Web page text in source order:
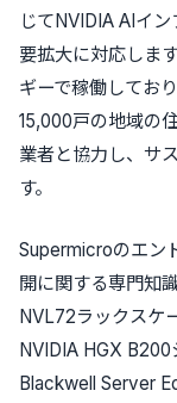
じてNVIDIA AIイ
要拡大に対応しま
ギーで稼働してお
15,000戸の地域の
業者と協力し、サ
す。
Supermicroのエン
開に関する専門知
NVL72ラックスケ
NVIDIA HGX
Blackwell Server